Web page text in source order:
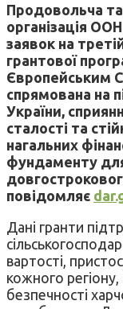
Продовольча та
організація
заявок на
грантової
Європейським
спрямована на
України,
сталості та
нагальних
фундаменту
повідомляє
Дані гранти
вартості,
кожного
безпечності